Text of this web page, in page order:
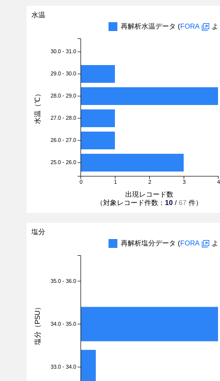
水温
再解析水温データ (FORA
0 1 2 3 4
30.0 - 31.0
29.0 - 30.0
28.0 - 29.0
27.0 - 28.0
26.0 - 27.0
25.0 - 26.0
出現レコード数
（対象レコード件数： 10 / 67 件）
水温（℃）
塩分
再解析塩分データ (FORA
35.0 - 36.0
34.0 - 35.0
33.0 - 34.0
塩分（PSU）